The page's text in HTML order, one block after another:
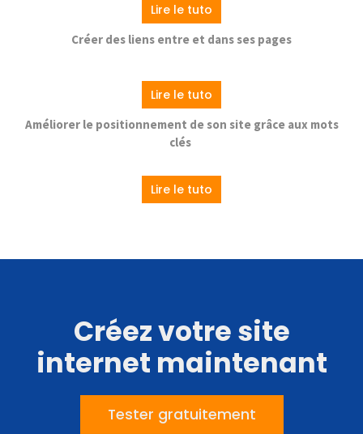
Lire le tuto
Créer des liens entre et dans ses pages
Lire le tuto
Améliorer le positionnement de son site grâce aux mots
clés
Lire le tuto
Créez votre site
internet maintenant
Tester gratuitement